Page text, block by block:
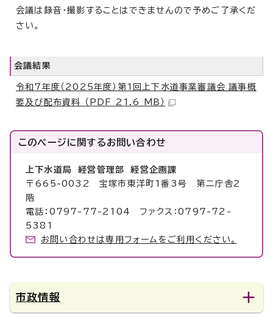
会議は録音・撮影することはできませんので予めご了承くだ
さい。
会議結果
令和7年度（2025年度）第1回上下水道事業審議会_議事概
要及び配布資料 （PDF 21.6 MB）
このページに関するお問い合わせ
上下水道局 経営管理部 経営企画課
〒665-0032 宝塚市東洋町1番3号 第二庁舎2
階
電話：0797-77-2104 ファクス：0797-72-
5381
お問い合わせは専用フォームをご利用ください。
市政情報